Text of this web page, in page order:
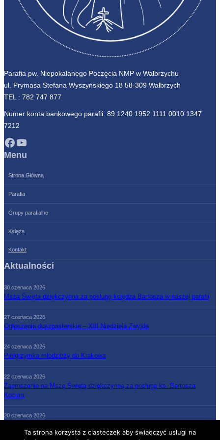
Parafia pw. Niepokalanego Poczęcia NMP w Wałbrzychu
ul. Prymasa Stefana Wyszyńskiego 18 58-309 Wałbrzych
TEL : 782 747 877
Numer konta bankowego parafii: 89 1240 1952 1111 0010 1347
7212
Facebook YouTube
Menu
Strona Główna
Parafia
Grupy parafialne
Księża
Kontakt
Aktualności
30 czerwca 2026
Msza Święta dziękczynna za posługę księdza Bartosza w naszej parafii
27 czerwca 2026
Ogłoszenia duszpasterskie – XIII Niedziela Zwykła
24 czerwca 2026
Pielgrzymka młodzieży do Krakowa
22 czerwca 2026
Zaproszenie na Mszę Świętą dziękczynną za posługę ks. Bartosza
Kocura
20 czerwca 2026
Ta strona korzysta z ciasteczek aby świadczyć usługi na